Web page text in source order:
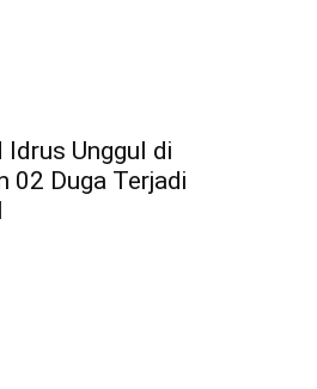
Idrus Unggul di
02 Duga Terjadi